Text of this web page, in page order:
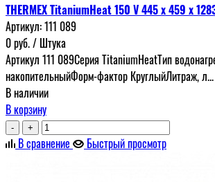
THERMEX TitaniumHeat 150 V 445 х 459 х
Артикул:111 089
0руб./ Штука
Артикул 111 089Серия TitaniumHeatТип
накопительныйФорм-фактор КруглыйЛитраж, л...
В наличии
В корзину
- +
В сравнение Быстрый просмотр